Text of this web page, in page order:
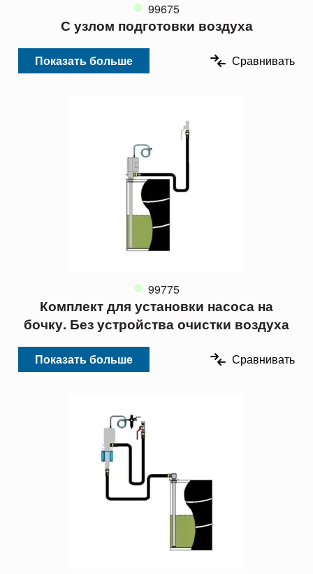
99675
С узлом подготовки воздуха
Показать больше Сравнивать
99775
Комплект для установки насоса на
бочку. Без устройства очистки воздуха
Показать больше Сравнивать